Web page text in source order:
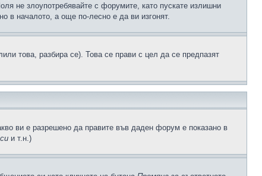
не злоупотребявайте с форумите, като пускате излишни
в началото, а още по-лесно е да ви изгонят.
това, разбира се). Това се прави с цел да се предпазят
ви е разрешено да правите във даден форум е показано в
и т.н.)